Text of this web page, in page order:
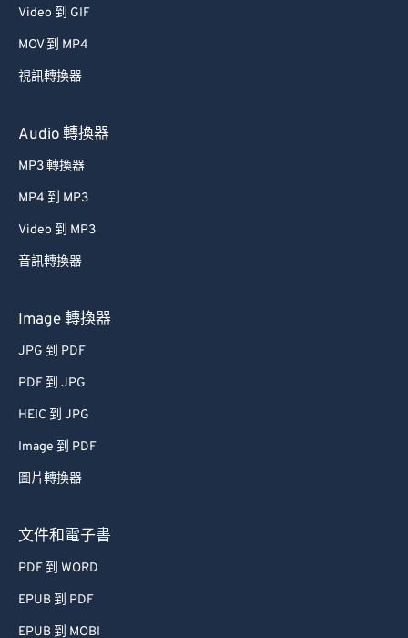
Video 到 GIF
MOV 到 MP4
視訊轉換器
Audio 轉換器
MP3 轉換器
MP4 到 MP3
Video 到 MP3
音訊轉換器
Image 轉換器
JPG 到 PDF
PDF 到 JPG
HEIC 到 JPG
Image 到 PDF
圖片轉換器
文件和電子書
PDF 到 WORD
EPUB 到 PDF
EPUB 到 MOBI